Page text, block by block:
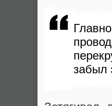
забыл